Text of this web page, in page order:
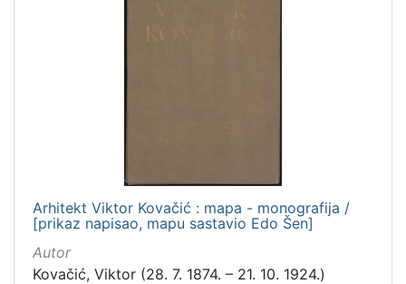
Arhitekt Viktor Kovačić : mapa - monografija /
[prikaz napisao, mapu sastavio Edo Šen]
Autor
Kovačić, Viktor (28. 7. 1874. – 21. 10. 1924.)